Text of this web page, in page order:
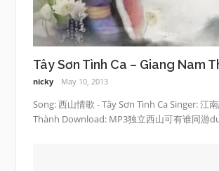
Tây Sơn Tình Ca – Giang Nam
nicky May 10, 2013
Song: 西山情歌 - Tây Sơn Tình Ca Singer: 江
Thành Download: MP3独立西山可有谁同游